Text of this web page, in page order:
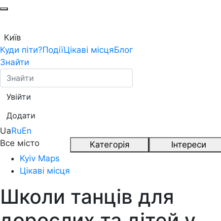
Київ
Куди піти?ПодіїЦікаві місцяБлог
Знайти
Увійти
Додати
UaRuEn
Все місто
Категорія
Інтереси
Kyiv Maps
Цікаві місця
Школи танців для